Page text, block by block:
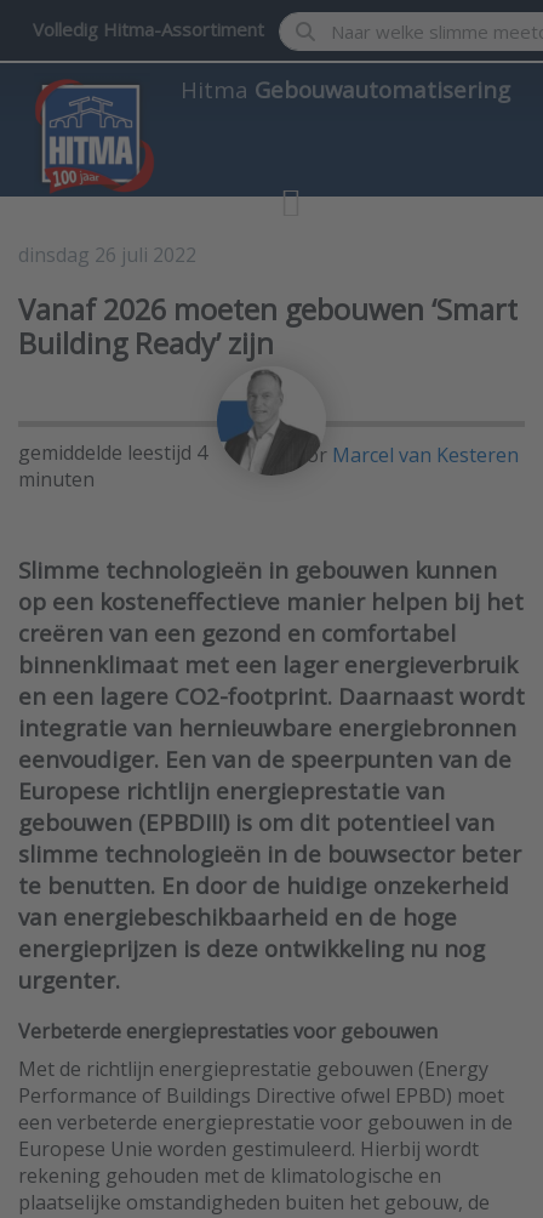
Volledig Hitma-Assortiment Enter a search term.
Hitma Gebouwautomatisering
dinsdag 26 juli 2022
Gebouwautomatisering
Vanaf 2026 moeten gebouwen ‘Smart
Building Ready’ zijn
gemiddelde leestijd 4
minuten
Door Marcel van Kesteren
Slimme technologieën in gebouwen kunnen
op een kosteneffectieve manier helpen bij het
creëren van een gezond en comfortabel
binnenklimaat met een lager energieverbruik
en een lagere CO2-footprint. Daarnaast wordt
integratie van hernieuwbare energiebronnen
eenvoudiger. Een van de speerpunten van de
Europese richtlijn energieprestatie van
gebouwen (EPBDIII) is om dit potentieel van
slimme technologieën in de bouwsector beter
te benutten. En door de huidige onzekerheid
van energiebeschikbaarheid en de hoge
energieprijzen is deze ontwikkeling nu nog
urgenter.
Verbeterde energieprestaties voor gebouwen
Met de richtlijn energieprestatie gebouwen (Energy
Performance of Buildings Directive ofwel EPBD) moet
een verbeterde energieprestatie voor gebouwen in de
Europese Unie worden gestimuleerd. Hierbij wordt
rekening gehouden met de klimatologische en
plaatselijke omstandigheden buiten het gebouw, de